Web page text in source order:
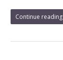
Continue reading